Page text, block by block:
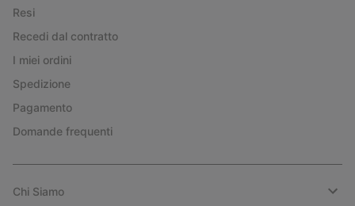
Resi
Recedi dal contratto
I miei ordini
Spedizione
Pagamento
Domande frequenti
Chi Siamo